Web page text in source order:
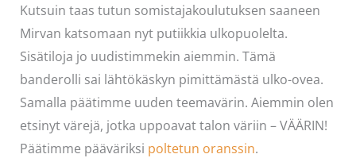
Kutsuin taas tutun somistajakoulutuksen saaneen
Mirvan katsomaan nyt putiikkia ulkopuolelta.
Sisätiloja jo uudistimmekin aiemmin. Tämä
banderolli sai lähtökäskyn pimittämästä ulko-ovea.
Samalla päätimme uuden teemavärin. Aiemmin olen
etsinyt värejä, jotka uppoavat talon väriin – VÄÄRIN!
Päätimme pääväriksi poltetun oranssin.